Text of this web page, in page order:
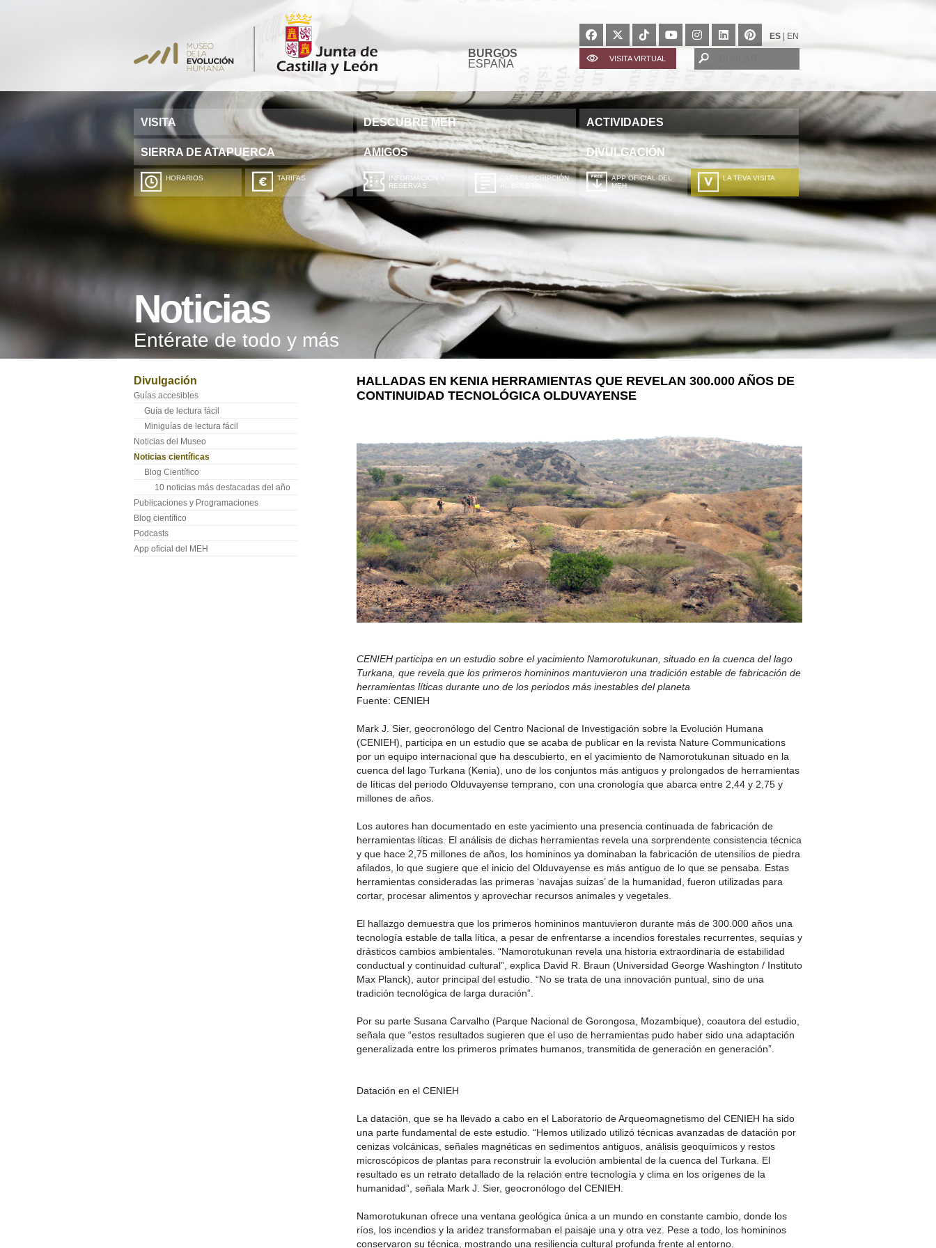
BURGOS
ESPAÑA
ES EN
VISITA VIRTUAL
VISITA DESCUBRE MEH ACTIVIDADES
SIERRA DE ATAPUERCA AMIGOS DIVULGACIÓN
HORARIOS TARIFAS
INFORMACIÓN Y
RESERVAS
PARA SUSCRIPCIÓN
AL BOLETÍN
APP OFICIAL DEL
MEH
LA TEVA VISITA
A TÚA VISITA
ZURE BISITALDIA
DEIN BESUCH
LA VOSTRA VISITA
A SUA VISITA
您的訪問
Noticias
Entérate de todo y más
Divulgación
Guías accesibles
Guía de lectura fácil
Miniguías de lectura fácil
Noticias del Museo
Noticias científicas
Blog Científico
10 noticias más destacadas del año
Publicaciones y Programaciones
Blog científico
Podcasts
App oficial del MEH
HALLADAS EN KENIA HERRAMIENTAS QUE REVELAN 300.000 AÑOS DE
CONTINUIDAD TECNOLÓGICA OLDUVAYENSE
CENIEH participa en un estudio sobre el yacimiento Namorotukunan, situado en la cuenca del lago
Turkana, que revela que los primeros homininos mantuvieron una tradición estable de fabricación de
herramientas líticas durante uno de los periodos más inestables del planeta
Fuente: CENIEH
Mark J. Sier, geocronólogo del Centro Nacional de Investigación sobre la Evolución Humana
(CENIEH), participa en un estudio que se acaba de publicar en la revista Nature Communications
por un equipo internacional que ha descubierto, en el yacimiento de Namorotukunan situado en la
cuenca del lago Turkana (Kenia), uno de los conjuntos más antiguos y prolongados de herramientas
de líticas del periodo Olduvayense temprano, con una cronología que abarca entre 2,44 y 2,75 y
millones de años.
Los autores han documentado en este yacimiento una presencia continuada de fabricación de
herramientas líticas. El análisis de dichas herramientas revela una sorprendente consistencia técnica
y que hace 2,75 millones de años, los homininos ya dominaban la fabricación de utensilios de piedra
afilados, lo que sugiere que el inicio del Olduvayense es más antiguo de lo que se pensaba. Estas
herramientas consideradas las primeras ‘navajas suizas’ de la humanidad, fueron utilizadas para
cortar, procesar alimentos y aprovechar recursos animales y vegetales.
El hallazgo demuestra que los primeros homininos mantuvieron durante más de 300.000 años una
tecnología estable de talla lítica, a pesar de enfrentarse a incendios forestales recurrentes, sequías y
drásticos cambios ambientales. “Namorotukunan revela una historia extraordinaria de estabilidad
conductual y continuidad cultural”, explica David R. Braun (Universidad George Washington / Instituto
Max Planck), autor principal del estudio. “No se trata de una innovación puntual, sino de una
tradición tecnológica de larga duración”.
Por su parte Susana Carvalho (Parque Nacional de Gorongosa, Mozambique), coautora del estudio,
señala que “estos resultados sugieren que el uso de herramientas pudo haber sido una adaptación
generalizada entre los primeros primates humanos, transmitida de generación en generación”.
Datación en el CENIEH
La datación, que se ha llevado a cabo en el Laboratorio de Arqueomagnetismo del CENIEH ha sido
una parte fundamental de este estudio. “Hemos utilizado utilizó técnicas avanzadas de datación por
cenizas volcánicas, señales magnéticas en sedimentos antiguos, análisis geoquímicos y restos
microscópicos de plantas para reconstruir la evolución ambiental de la cuenca del Turkana. El
resultado es un retrato detallado de la relación entre tecnología y clima en los orígenes de la
humanidad”, señala Mark J. Sier, geocronólogo del CENIEH.
Namorotukunan ofrece una ventana geológica única a un mundo en constante cambio, donde los
ríos, los incendios y la aridez transformaban el paisaje una y otra vez. Pese a todo, los homininos
conservaron su técnica, mostrando una resiliencia cultural profunda frente al entorno.